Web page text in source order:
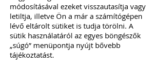
módosításával ezeket visszautasítja vagy
letiltja, illetve Ön a már a számítógépen
lévő eltárolt sütiket is tudja törölni. A
sütik használatáról az egyes böngészők
„súgó” menüpontja nyújt bővebb
tájékoztatást.